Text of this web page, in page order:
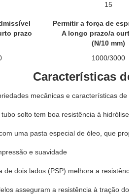
15
prazo
Permitir a força de
A longo prazo/a curto
(N/10 mm)
1000/3000
Características
mecânicas e características de
solto tem boa resistência à hidrólise
uma pasta especial de óleo, que
e suavidade
de dois lados (PSP) melhora a
asseguram a resistência à tração dos